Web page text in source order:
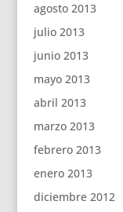
agosto 2013
julio 2013
junio 2013
mayo 2013
abril 2013
marzo 2013
febrero 2013
enero 2013
diciembre 2012